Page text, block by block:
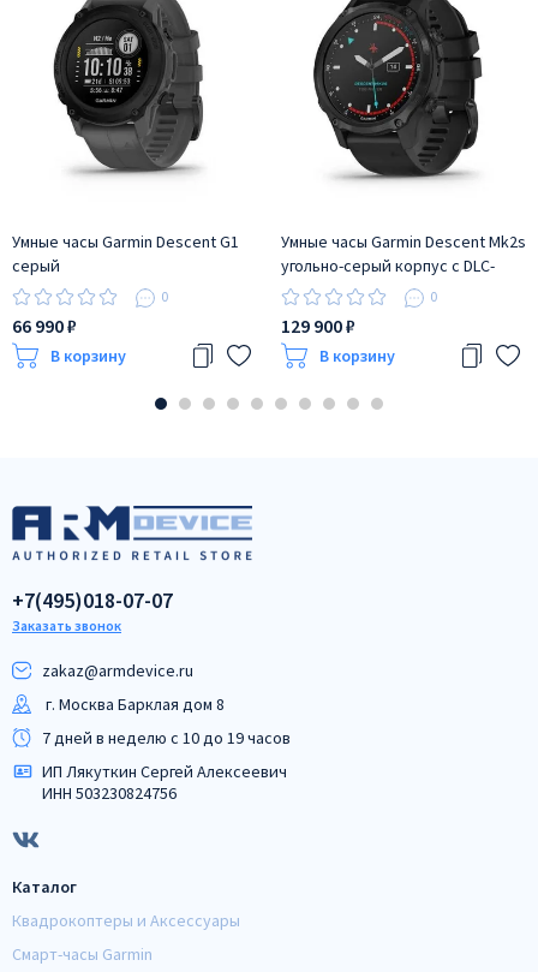
Умные часы Garmin Descent G1
серый
0
66 990 ₽
В корзину
Умные часы Garmin Descent Mk2s
угольно-серый корпус с DLC-
покрытием, черный
силиконовый ремешок
0
129 900 ₽
В корзину
+7(495)018-07-07
Заказать звонок
zakaz@armdeviсe.ru
г. Москва Барклая дом 8
7 дней в неделю с 10 до 19 часов
ИП Лякуткин Сергей Алексеевич
ИНН 503230824756
Каталог
Квадрокоптеры и Аксессуары
Смарт-часы Garmin